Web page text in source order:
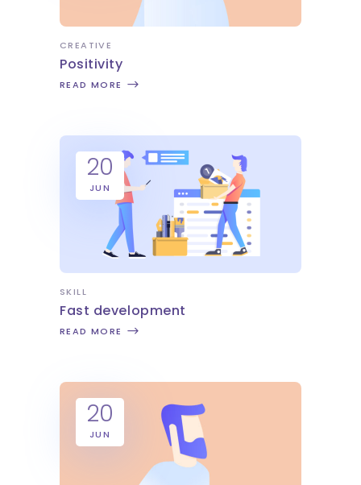
CREATIVE
Positivity
READ MORE
20
JUN
SKILL
Fast development
READ MORE
20
JUN